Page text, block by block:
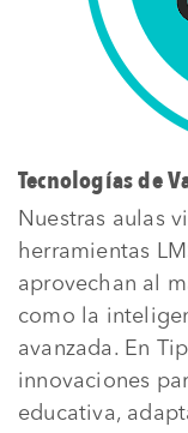
Tecnologías de
Nuestras aulas
herramientas
aprovechan al
como la
avanzada. En
innovaciones
educativa,